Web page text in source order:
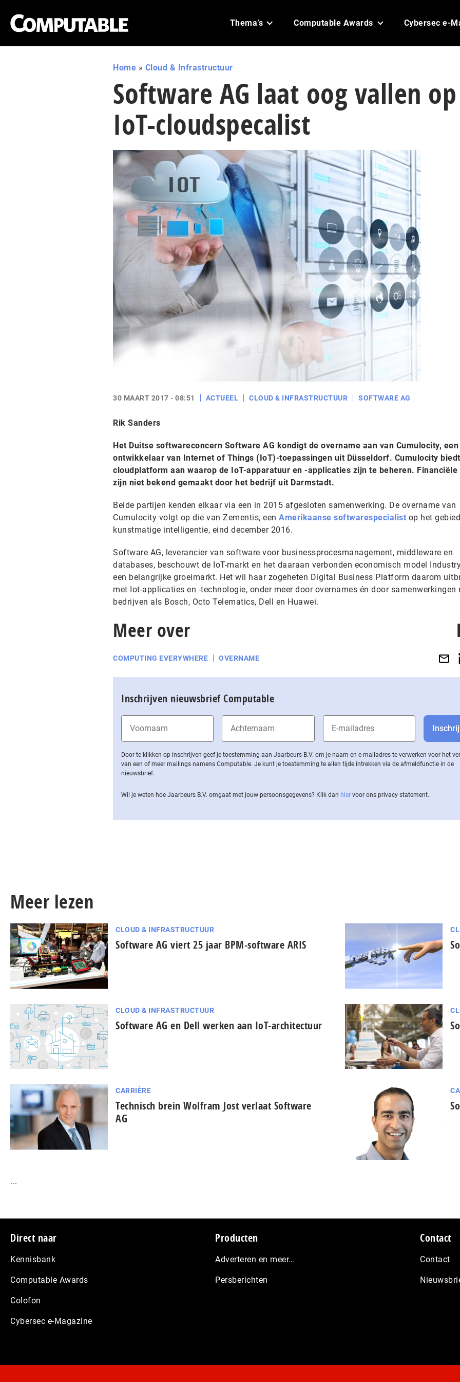
Thema’s Computable Awards Cybersec e-
Home » Cloud & Infrastructuur
Software AG laat oog vallen op
IoT-cloudspecalist
30 MAART 2017 - 08:51 ACTUEEL CLOUD & INFRASTRUCTUUR SOFTWARE AG
Rik Sanders
Het Duitse softwareconcern Software AG kondigt de overname aan van Cumulocity, een
ontwikkelaar van Internet of Things (IoT)-toepassingen uit Düsseldorf. Cumulocity
cloudplatform aan waarop de IoT-apparatuur en -applicaties zijn te beheren. Financiële
zijn niet bekend gemaakt door het bedrijf uit Darmstadt.
Beide partijen kenden elkaar via een in 2015 afgesloten samenwerking. De overname van
Cumulocity volgt op die van Zementis, een Amerikaanse softwarespecialist op het
kunstmatige intelligentie, eind december 2016.
Software AG, leverancier van software voor businessprocesmanagement, middleware en
databases, beschouwt de IoT-markt en het daaraan verbonden economisch model
een belangrijke groeimarkt. Het wil haar zogeheten Digital Business Platform daarom
met Iot-applicaties en -technologie, onder meer door overnames én door samenwerkingen
bedrijven als Bosch, Octo Telematics, Dell en Huawei.
Meer over
COMPUTING EVERYWHERE OVERNAME
Inschrijven nieuwsbrief Computable
Door te klikken op inschrijven geef je toestemming aan Jaarbeurs B.V. om je naam en e-mailadres te verwerken voor het
van een of meer mailings namens Computable. Je kunt je toestemming te allen tijde intrekken via de af­meld­func­tie in de
nieuwsbrief.
Wil je weten hoe Jaarbeurs B.V. omgaat met jouw per­soons­ge­ge­vens? Klik dan hier voor ons privacy statement.
Meer lezen
CLOUD & INFRASTRUCTUUR
Software AG viert 25 jaar BPM-software ARIS
CLOUD & INFRASTRUCTUUR
Software AG en Dell werken aan IoT-architectuur
CARRIÈRE
Technisch brein Wolfram Jost verlaat Software
AG
...
Footer
Direct naar
Kennisbank
Computable Awards
Colofon
Cybersec e-Magazine
Producten
Adverteren en meer…
Persberichten
Contact
Contact